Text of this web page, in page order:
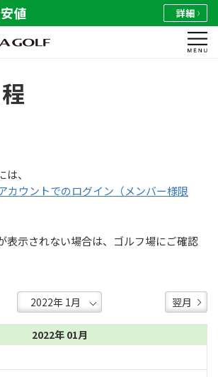
値 詳細
、
カウントでのログイン（メンバー様限
表示されない場合は、ゴルフ場にご確認
翌月
2022年 01月